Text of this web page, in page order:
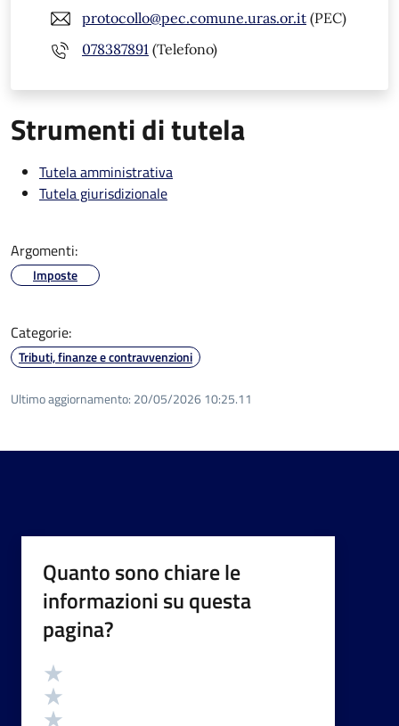
protocollo@pec.comune.uras.or.it (PEC)
078387891 (Telefono)
Strumenti di tutela
Tutela amministrativa
Tutela giurisdizionale
Argomenti:
Imposte
Categorie:
Tributi, finanze e contravvenzioni
Ultimo aggiornamento: 20/05/2026 10:25.11
Quanto sono chiare le
informazioni su questa
pagina?
Valutazione